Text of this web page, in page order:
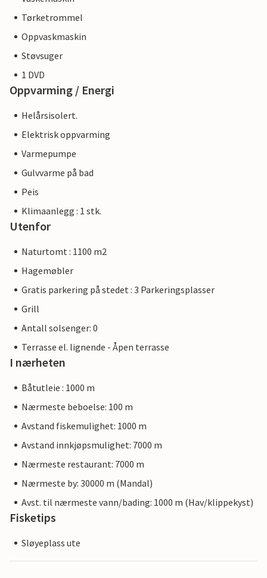
Tørketrommel
Oppvaskmaskin
Støvsuger
1 DVD
Oppvarming / Energi
Helårsisolert.
Elektrisk oppvarming
Varmepumpe
Gulvvarme på bad
Peis
Klimaanlegg : 1 stk.
Utenfor
Naturtomt : 1100 m2
Hagemøbler
Gratis parkering på stedet : 3 Parkeringsplasser
Grill
Antall solsenger: 0
Terrasse el. lignende - Åpen terrasse
I nærheten
Båtutleie : 1000 m
Nærmeste beboelse: 100 m
Avstand fiskemulighet: 1000 m
Avstand innkjøpsmulighet: 7000 m
Nærmeste restaurant: 7000 m
Nærmeste by: 30000 m (Mandal)
Avst. til nærmeste vann/bading: 1000 m (Hav/klippekyst)
Fisketips
Sløyeplass ute